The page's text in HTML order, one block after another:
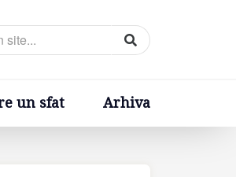
un sfat Arhiva